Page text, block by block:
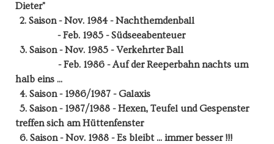
Dieter"
2. Saison - Nov. 1984 - Nachthemdenball
- Feb. 1985 - Südseeabenteuer
3. Saison - Nov. 1985 - Verkehrter Ball
- Feb. 1986 - Auf der Reeperbahn nachts um
halb eins ...
4. Saison - 1986/1987 - Galaxis
5. Saison - 1987/1988 - Hexen, Teufel und Gespenster
treffen sich am Hüttenfenster
6. Saison - Nov. 1988 - Es bleibt ... immer besser !!!